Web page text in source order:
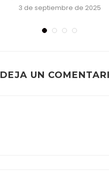
3 de septiembre de 2025
DEJA UN